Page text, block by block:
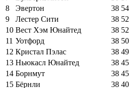
8
Эвертон 38 54
9
Лестер Сити 38 52
10 Вест Хэм Юнайтед 38 52
11 Уотфорд 38 50
12 Кристал Пэлас 38 49
13 Ньюкасл Юнайтед 38 45
14 Борнмут 38 45
15 Бёрнли 38 40